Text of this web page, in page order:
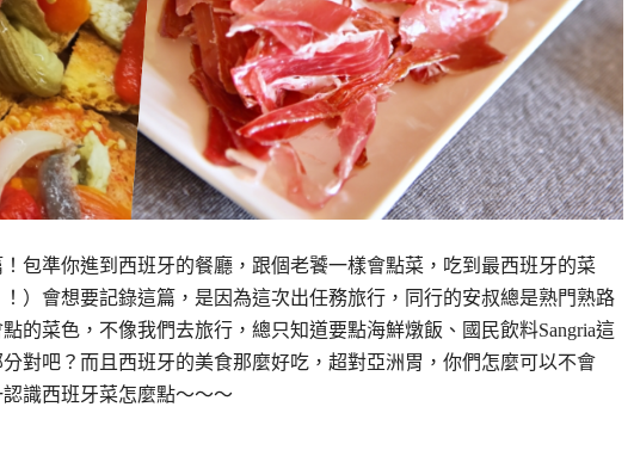
包準你進到西班牙的餐廳，跟個老饕一樣會點菜，吃到最西班牙的菜
）會想要記錄這篇，是因為這次出任務旅行，同行的安叔總是熟門熟路
的菜色，不像我們去旅行，總只知道要點海鮮燉飯、國民飲料Sangria這
對吧？而且西班牙的美食那麼好吃，超對亞洲胃，你們怎麼可以不會
識西班牙菜怎麼點～～～